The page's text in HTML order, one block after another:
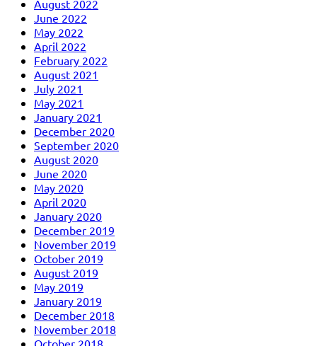
August 2022
June 2022
May 2022
April 2022
February 2022
August 2021
July 2021
May 2021
January 2021
December 2020
September 2020
August 2020
June 2020
May 2020
April 2020
January 2020
December 2019
November 2019
October 2019
August 2019
May 2019
January 2019
December 2018
November 2018